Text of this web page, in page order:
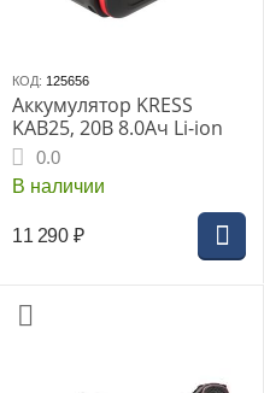
КОД: 125656
Аккумулятор KRESS
KAB25, 20В 8.0Ач Li-ion
0.0
В наличии
11 290 ₽